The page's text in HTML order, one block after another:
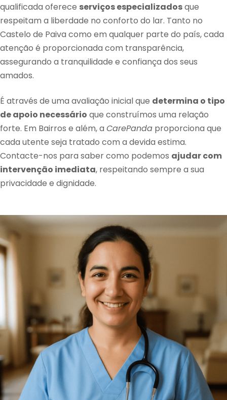
qualificada oferece serviços especializadosque
respeitam a liberdade no conforto do lar. Tanto no
Castelo de Paiva como em qualquer parte do país, cada
atenção é proporcionada com transparência,
assegurando a tranquilidade e confiança dos seus
amados.
É através de uma avaliação inicial que determina o tipo
de apoio necessário que construímos uma relação
forte. Em Bairros e além, a CarePanda proporciona que
cada utente seja tratado com a devida estima.
Contacte-nos para saber como podemos ajudar com
intervenção imediata, respeitando sempre a sua
privacidade e dignidade.